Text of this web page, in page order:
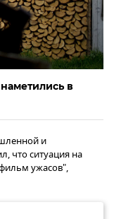
в
и
что ситуация на
ужасов",